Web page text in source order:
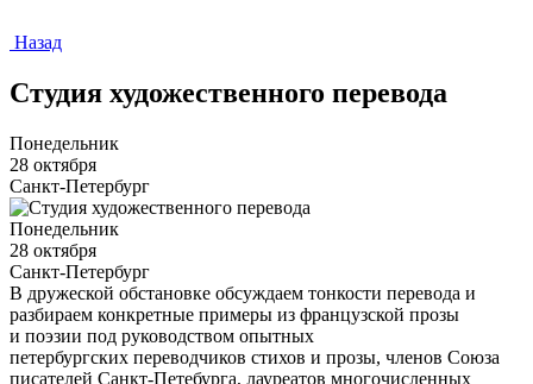
Назад
Студия художественного перевода
Понедельник
28 октября
Санкт-Петербург
Понедельник
28 октября
Санкт-Петербург
В дружеской обстановке обсуждаем тонкости перевода и
разбираем конкретные примеры из французской прозы
и поэзии под руководством опытных
петербургских переводчиков стихов и прозы, членов Союза
писателей Санкт-Петебурга, лауреатов многочисленных